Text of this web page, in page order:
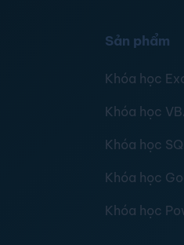
Sản phẩm
Khóa học
Khóa học
Khóa học
Khóa học
Khóa học